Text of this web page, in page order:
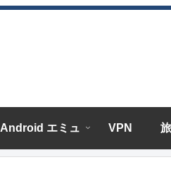
Android エミュ VPN